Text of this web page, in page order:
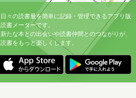
日々の読書量を簡単に記録・管理できるアプリ版
読書メーターです。
新たな本との出会いや読書仲間とのつながりが、
読書をもっと楽しくします。